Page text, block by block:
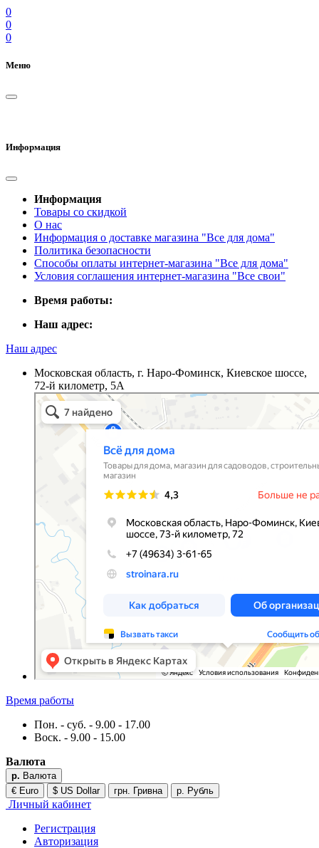
0
0
0
Меню
Информация
Информация
Товары со скидкой
О нас
Информация о доставке магазина "Все для дома"
Политика безопасности
Способы оплаты интернет-магазина "Все для дома"
Условия соглашения интернет-магазина "Все свои"
Время работы:
Наш адрес:
Наш адрес
Московская область, г. Наро-Фоминск, Киевское шоссе,
72-й километр, 5А
Время работы
Пон. - суб. - 9.00 - 17.00
Воск. - 9.00 - 15.00
Валюта
р. Валюта
€ Euro
$ US Dollar грн. Гривна р. Рубль
Личный кабинет
Регистрация
Авторизация